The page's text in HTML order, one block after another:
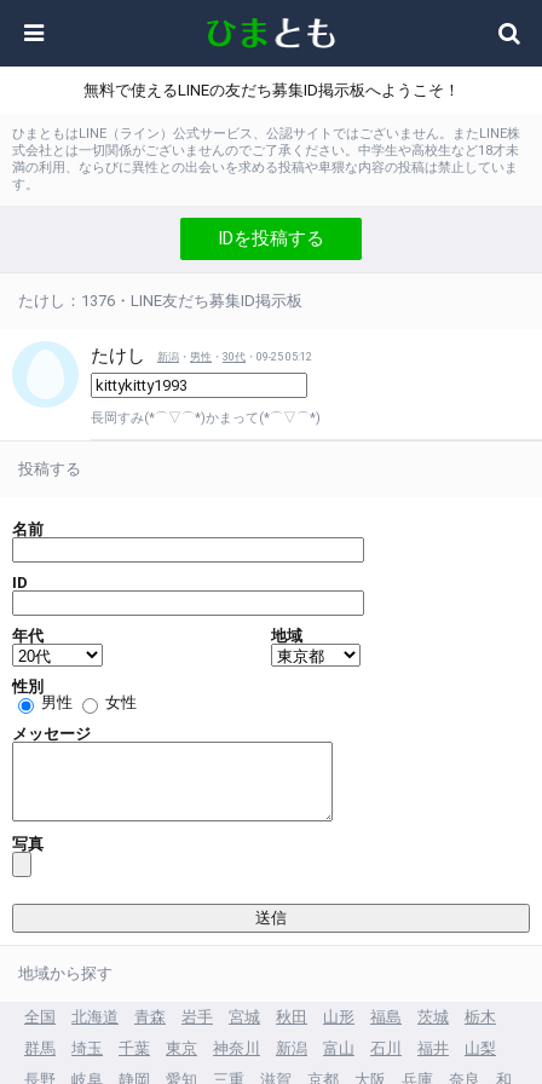
無料で使えるLINEの友だち募集ID掲示板へようこそ！
ひまともはLINE（ライン）公式サービス、公認サイトではございません。またLINE株
式会社とは一切関係がございませんのでご了承ください。中学生や高校生など18才未
満の利用、ならびに異性との出会いを求める投稿や卑猥な内容の投稿は禁止していま
す。
IDを投稿する
たけし：1376・LINE友だち募集ID掲示板
たけし 新潟 ・ 男性 ・ 30代 ・09-25 05:12
長岡すみ(*⌒▽⌒*)かまって(*⌒▽⌒*)
投稿する
名前
ID
年代 地域
性別
男性
女性
メッセージ
写真
地域から探す
全国 北海道 青森 岩手 宮城 秋田 山形 福島 茨城
栃木
群馬
埼玉 千葉 東京 神奈川 新潟 富山 石川 福井
山梨
長野
岐阜 静岡 愛知 三重 滋賀 京都 大阪 兵庫 奈良 和